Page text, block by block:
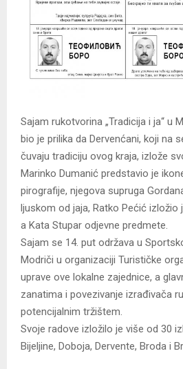
Sajam rukotvorina „Tradicija i ja“ u
bio je prilika da Dervenćani, koji na
čuvaju tradiciju ovog kraja, izlože
Marinko Dumanić predstavio je
pirografije, njegova supruga
ljuskom od jaja, Ratko Pećić izložio
a Kata Stupar odjevne predmete.
Sajam se 14. put održava u
Modriči u organizaciji Turističke
uprave ove lokalne zajednice, a
zanatima i povezivanje izrađivača
potencijalnim tržištem.
Svoje radove izložilo je više od 30
Bijeljine, Doboja, Dervente, Broda i